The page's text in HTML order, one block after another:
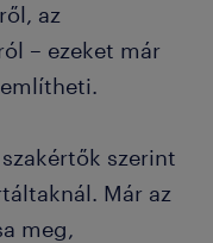
az
– ezeket már
szerint
Már az
meg,